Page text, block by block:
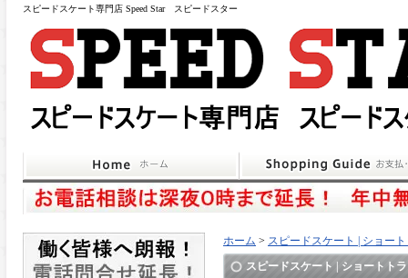
スピードスケート専門店 Speed Star スピードスター
ホーム > スピードスケート | ショー
スピードスケート | ショートト